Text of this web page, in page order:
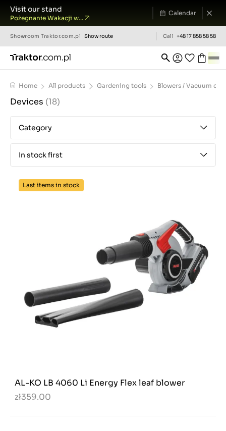
Visit our stand
Pożegnanie Wakacji w...
Calendar
Showroom Traktor.com.pl Show route Call +48 17 858 58 58
Home All products Gardening tools Blowers / Vacuum
Devices (18)
Category
In stock first
Last items in stock
AL-KO LB 4060 Li Energy Flex leaf blower
zł359.00